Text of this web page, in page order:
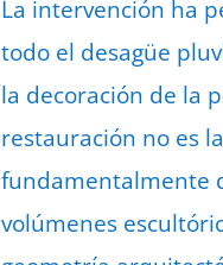
La intervención ha
todo el desagüe
la decoración de la
restauración no es
fundamentalmente
volúmenes